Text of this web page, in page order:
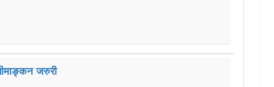
जरुरी